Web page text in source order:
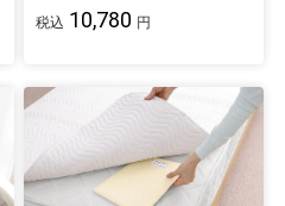
税込 10,780 円